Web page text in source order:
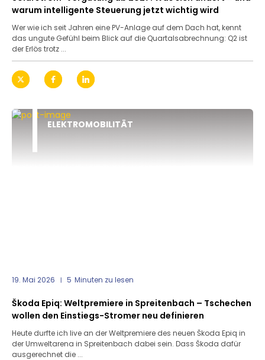
warum intelligente Steuerung jetzt wichtig wird
Wer wie ich seit Jahren eine PV-Anlage auf dem Dach hat, kennt
das ungute Gefühl beim Blick auf die Quartalsabrechnung: Q2 ist
der Erlös trotz ...
ELEKTROMOBILITÄT
19. Mai 2026 5 Minuten zu lesen
Škoda Epiq: Weltpremiere in Spreitenbach – Tschechen
wollen den Einstiegs-Stromer neu definieren
Heute durfte ich live an der Weltpremiere des neuen Škoda Epiq in
der Umweltarena in Spreitenbach dabei sein. Dass Škoda dafür
ausgerechnet die ...